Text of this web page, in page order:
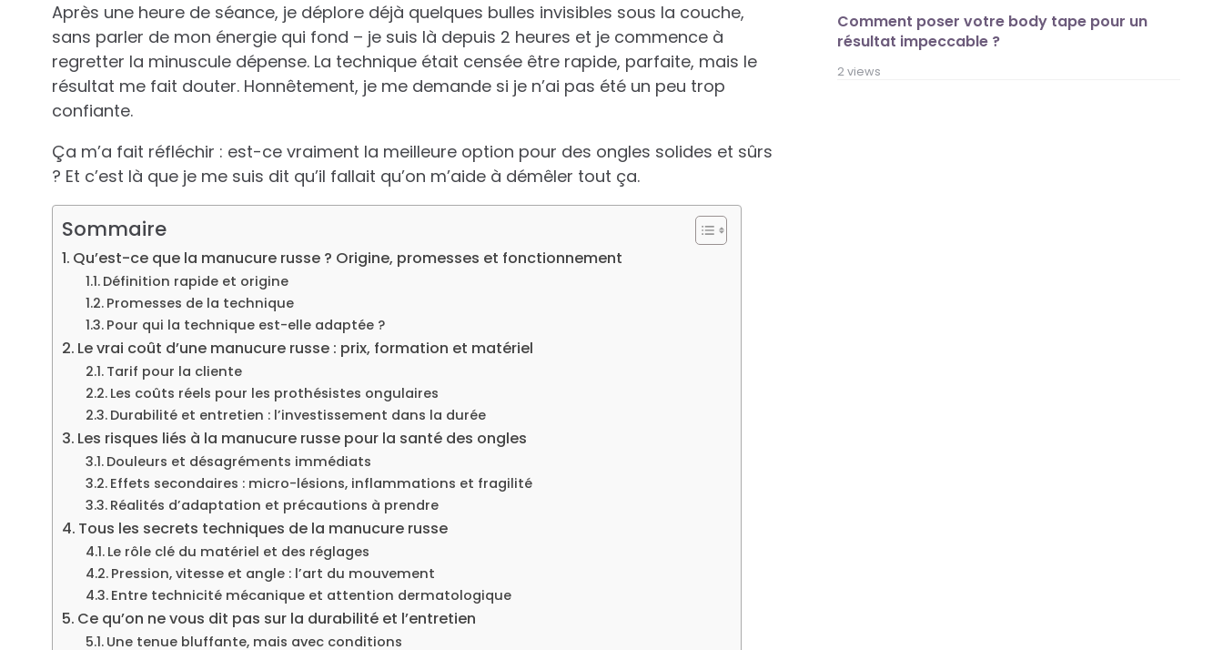
Après une heure de séance, je déplore déjà quelques bulles invisibles sous la couche,
sans parler de mon énergie qui fond – je suis là depuis 2 heures et je commence à
regretter la minuscule dépense. La technique était censée être rapide, parfaite, mais le
résultat me fait douter. Honnêtement, je me demande si je n’ai pas été un peu trop
confiante.
Ça m’a fait réfléchir : est-ce vraiment la meilleure option pour des ongles solides et sûrs
? Et c’est là que je me suis dit qu’il fallait qu’on m’aide à démêler tout ça.
Sommaire
Qu’est-ce que la manucure russe ? Origine, promesses et fonctionnement
Définition rapide et origine
Promesses de la technique
Pour qui la technique est-elle adaptée ?
Le vrai coût d’une manucure russe : prix, formation et matériel
Tarif pour la cliente
Les coûts réels pour les prothésistes ongulaires
Durabilité et entretien : l’investissement dans la durée
Les risques liés à la manucure russe pour la santé des ongles
Douleurs et désagréments immédiats
Effets secondaires : micro-lésions, inflammations et fragilité
Réalités d’adaptation et précautions à prendre
Tous les secrets techniques de la manucure russe
Le rôle clé du matériel et des réglages
Pression, vitesse et angle : l’art du mouvement
Entre technicité mécanique et attention dermatologique
Ce qu’on ne vous dit pas sur la durabilité et l’entretien
Une tenue bluffante, mais avec conditions
Comment poser votre body tape pour un
résultat impeccable ?
2 views